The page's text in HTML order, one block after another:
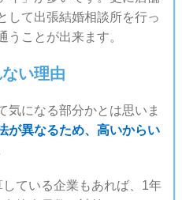
して出張結婚相談所を行っ
ことが出来ます。
い理由
気になる部分かとは思いま
が異なるため、高いからい
ている企業もあれば、1年